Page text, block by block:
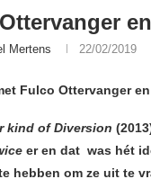
Mertens 22/02/2019
Fulco Ottervanger
kind of Diversion
er en dat was hét
hebben om ze uit te